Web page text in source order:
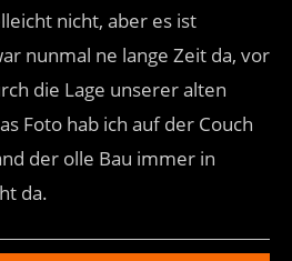
nicht, aber es ist
nunmal ne lange Zeit da, vor
die Lage unserer alten
Foto hab ich auf der Couch
der olle Bau immer in
da.